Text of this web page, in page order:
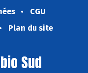
CGU
Plan du site
Sud